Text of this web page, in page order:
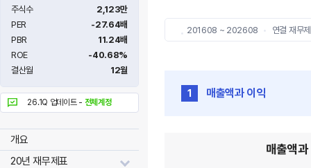
주식수
2,123만
PER
-27.64배
PBR
11.24배
ROE
-40.68%
결산월
12월
26.1Q 업데이트 - 전체계정
개요
20년 재무제표
201608 ~ 202608 연결 재무
1 매출액과 이익
Combination chart with 3
매출액